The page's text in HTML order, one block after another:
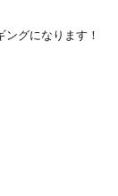
グになります！